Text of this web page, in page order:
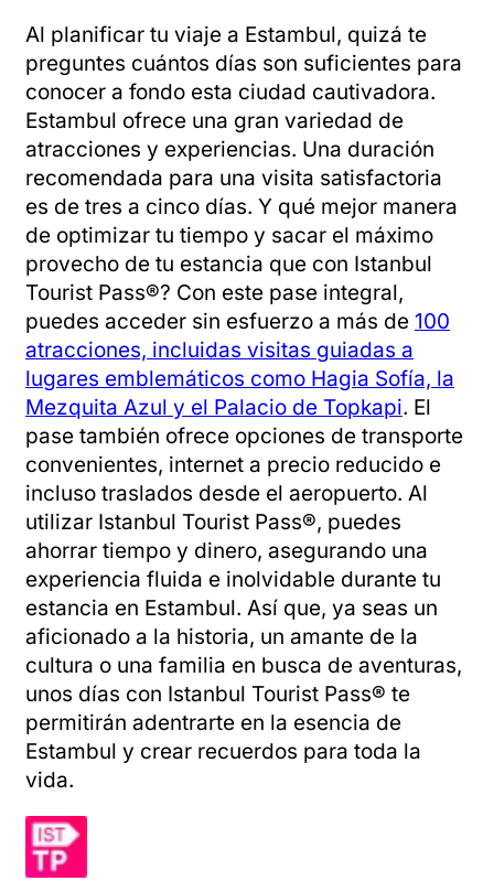
Al planificar tu viaje a Estambul, quizá te
preguntes cuántos días son suficientes para
conocer a fondo esta ciudad cautivadora.
Estambul ofrece una gran variedad de
atracciones y experiencias. Una duración
recomendada para una visita satisfactoria
es de tres a cinco días. Y qué mejor manera
de optimizar tu tiempo y sacar el máximo
provecho de tu estancia que con Istanbul
Tourist Pass®? Con este pase integral,
puedes acceder sin esfuerzo a más de 100
atracciones, incluidas visitas guiadas a
lugares emblemáticos como Hagia Sofía, la
Mezquita Azul y el Palacio de Topkapi. El
pase también ofrece opciones de transporte
convenientes, internet a precio reducido e
incluso traslados desde el aeropuerto. Al
utilizar Istanbul Tourist Pass®, puedes
ahorrar tiempo y dinero, asegurando una
experiencia fluida e inolvidable durante tu
estancia en Estambul. Así que, ya seas un
aficionado a la historia, un amante de la
cultura o una familia en busca de aventuras,
unos días con Istanbul Tourist Pass® te
permitirán adentrarte en la esencia de
Estambul y crear recuerdos para toda la
vida.